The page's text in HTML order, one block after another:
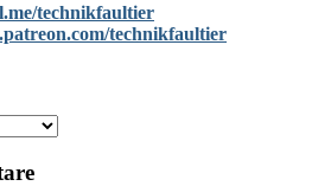
technikfaultier
technikfaultier